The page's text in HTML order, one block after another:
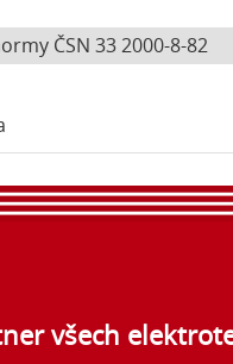
ČSN 33 2000-8-82
všech